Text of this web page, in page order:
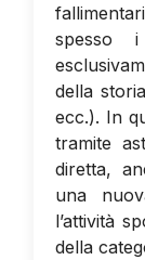
spesso
della
ecc.). In
tramite
diretta,
una
l’attività
della